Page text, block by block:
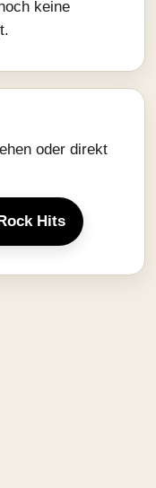
keine
oder direkt
Hits